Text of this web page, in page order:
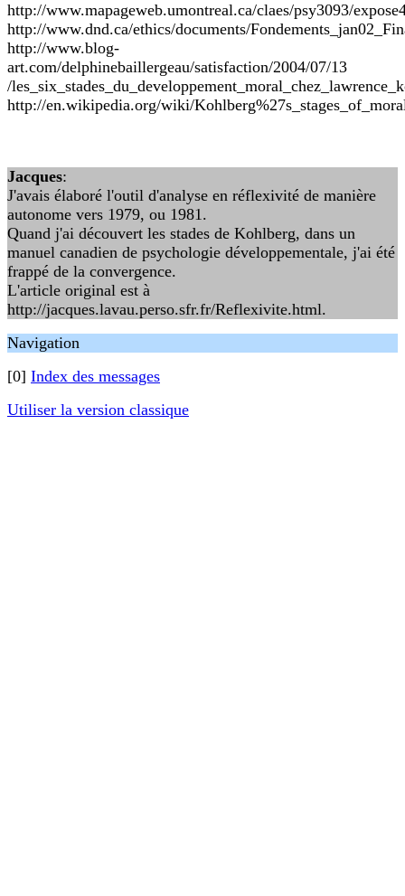
http://www.mapageweb.umontreal.ca/claes/psy3093/
http://www.dnd.ca/ethics/documents/
http://www.blog-
art.com/delphinebaillergeau/satisfaction/2004/07/13
/
http://en.wikipedia.org/wiki/
Jacques:
J'avais élaboré l'outil d'analyse en réflexivité de manière
autonome vers 1979, ou 1981.
Quand j'ai découvert les stades de Kohlberg, dans un
manuel canadien de psychologie développementale, j'ai été
frappé de la convergence.
L'article original est à
http://jacques.lavau.perso.sfr.fr/Reflexivite.html.
Navigation
[0] Index des messages
Utiliser la version classique